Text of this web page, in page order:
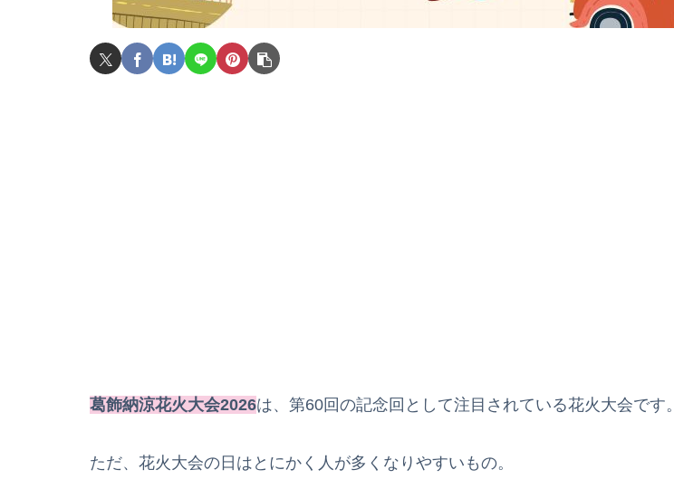
葛飾納涼花火大会2026は、第60回の記念回として注目されている花火大会です。
ただ、花火大会の日はとにかく人が多くなりやすいもの。